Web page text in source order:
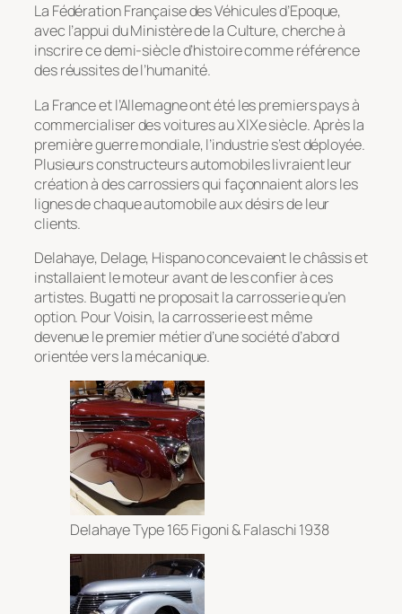
La Fédération Française des Véhicules d’Epoque,
avec l’appui du Ministère de la Culture, cherche à
inscrire ce demi-siècle d’histoire comme référence
des réussites de l’humanité.
La France et l’Allemagne ont été les premiers pays à
commercialiser des voitures au XIXe siècle. Après la
première guerre mondiale, l’industrie s’est déployée.
Plusieurs constructeurs automobiles livraient leur
création à des carrossiers qui façonnaient alors les
lignes de chaque automobile aux désirs de leur
clients.
Delahaye, Delage, Hispano concevaient le châssis et
installaient le moteur avant de les confier à ces
artistes. Bugatti ne proposait la carrosserie qu’en
option. Pour Voisin, la carrosserie est même
devenue le premier métier d’une société d’abord
orientée vers la mécanique.
Delahaye Type 165 Figoni & Falaschi 1938